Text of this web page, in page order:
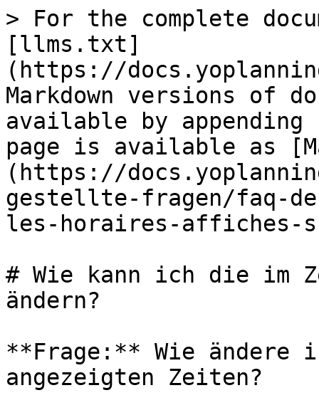
> For the complete
[llms.txt]
(https://
Markdown versions of
available by
page is available as
(https://
gestellte-fragen/faq-
les-horaires-affiches-
# Wie kann ich die im
ändern?
**Frage:** Wie ändere
angezeigten Zeiten?